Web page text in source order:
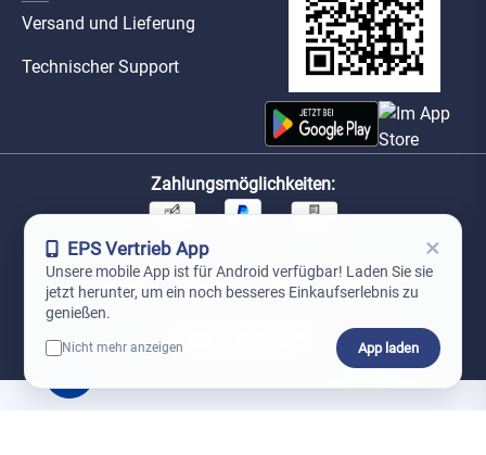
Versand und Lieferung
Technischer Support
Zahlungsmöglichkeiten:
Unsere Versandpartner:
EPS Vertrieb App ×
Unsere mobile App ist für Android verfügbar! Laden Sie sie
jetzt herunter, um ein noch besseres Einkaufserlebnis zu
genießen.
Nicht mehr anzeigen App laden